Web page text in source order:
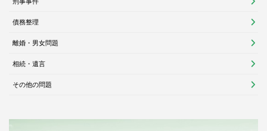
刑事事件
債務整理
離婚・男女問題
相続・遺言
その他の問題